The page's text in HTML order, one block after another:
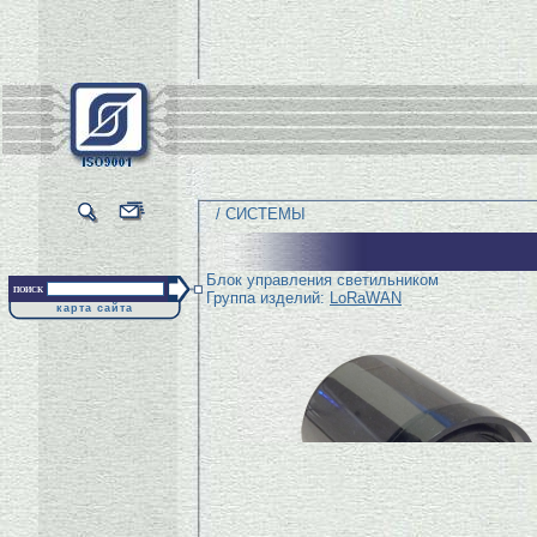
/ СИСТЕМЫ
поиск
карта сайта
Блок управления светильником
Группа изделий: LoRaWAN